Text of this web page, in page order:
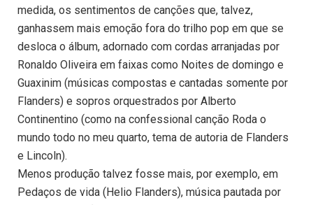
medida, os sentimentos de canções que, talvez,
ganhassem mais emoção fora do trilho pop em que se
desloca o álbum, adornado com cordas arranjadas por
Ronaldo Oliveira em faixas como Noites de domingo e
Guaxinim (músicas compostas e cantadas somente por
Flanders) e sopros orquestrados por Alberto
Continentino (como na confessional canção Roda o
mundo todo no meu quarto, tema de autoria de Flanders
e Lincoln).
Menos produção talvez fosse mais, por exemplo, em
Pedaços de vida (Helio Flanders), música pautada por